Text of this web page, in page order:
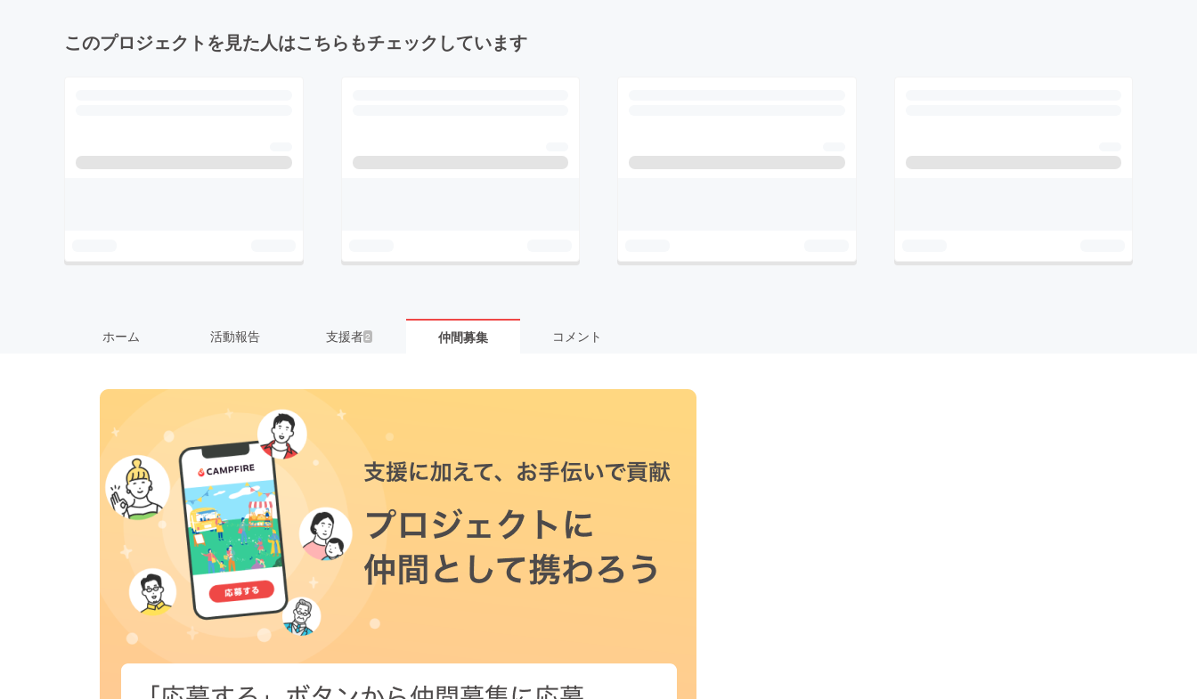
このプロジェクトを見た人はこちらもチェックしています
ホーム 活動報告 支援者 2 仲間募集 コメント